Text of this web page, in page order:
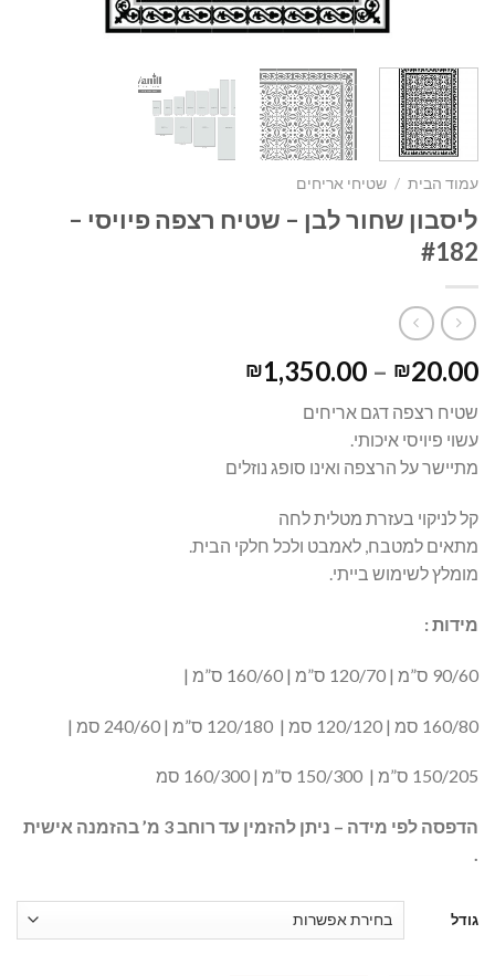
עמוד הבית / שטיחי אריחים
ליסבון שחור לבן – שטיח רצפה פיויסי –
#182
₪20.00
–
₪1,350.00
שטיח רצפה דגם אריחים
עשוי פיויסי איכותי.
מתיישר על הרצפה ואינו סופג נוזלים
קל לניקוי בעזרת מטלית לחה
מתאים למטבח, לאמבט ולכל חלקי הבית.
מומלץ לשימוש בייתי.
מידות :
90/60 ס”מ | 120/70 ס”מ | 160/60 ס”מ |
160/80 סמ | 120/120 סמ | 120/180 ס”מ | 240/60 סמ |
150/205 ס”מ | 150/300 ס”מ | 160/300 סמ
הדפסה לפי מידה – ניתן להזמין עד רוחב 3 מ’ בהזמנה אישית
.
גודל